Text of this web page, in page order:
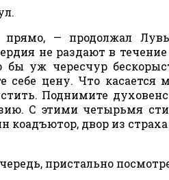
прямо, — продолжал
не раздают в
бы уж чересчур
себе цену. Что
Поднимите
С этими четырьмя
коадъютор, двор из
пристально